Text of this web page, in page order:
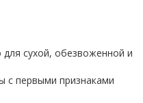
сухой, обезвоженной и
с первыми признаками